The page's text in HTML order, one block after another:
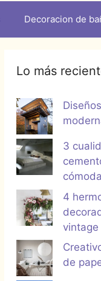
Decoracion de
Lo más
3
4
vintage
de